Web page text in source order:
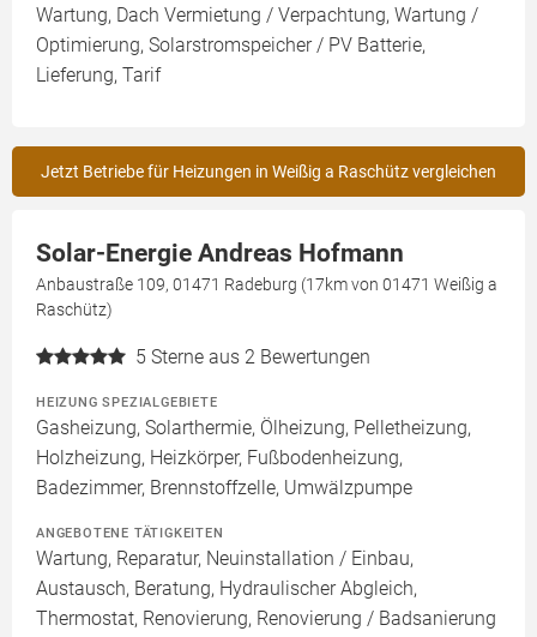
Wartung, Dach Vermietung / Verpachtung, Wartung /
Optimierung, Solarstromspeicher / PV Batterie,
Lieferung, Tarif
Jetzt Betriebe für Heizungen in Weißig a Raschütz vergleichen
Solar-Energie Andreas Hofmann
Anbaustraße 109, 01471 Radeburg (17km von 01471 Weißig a
Raschütz)
5 Sterne aus 2 Bewertungen
HEIZUNG SPEZIALGEBIETE
Gasheizung, Solarthermie, Ölheizung, Pelletheizung,
Holzheizung, Heizkörper, Fußbodenheizung,
Badezimmer, Brennstoffzelle, Umwälzpumpe
ANGEBOTENE TÄTIGKEITEN
Wartung, Reparatur, Neuinstallation / Einbau,
Austausch, Beratung, Hydraulischer Abgleich,
Thermostat, Renovierung, Renovierung / Badsanierung